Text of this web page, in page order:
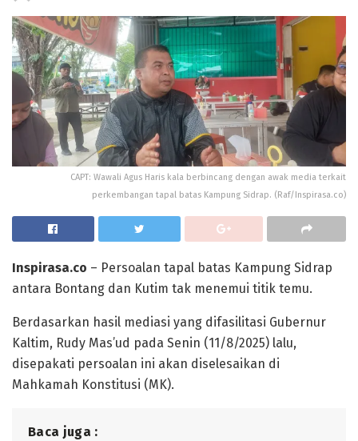
CAPT: Wawali Agus Haris kala berbincang dengan awak media terkait
perkembangan tapal batas Kampung Sidrap. (Raf/Inspirasa.co)
Inspirasa.co – Persoalan tapal batas Kampung Sidrap
antara Bontang dan Kutim tak menemui titik temu.
Berdasarkan hasil mediasi yang difasilitasi Gubernur
Kaltim, Rudy Mas’ud pada Senin (11/8/2025) lalu,
disepakati persoalan ini akan diselesaikan di
Mahkamah Konstitusi (MK).
Baca juga :